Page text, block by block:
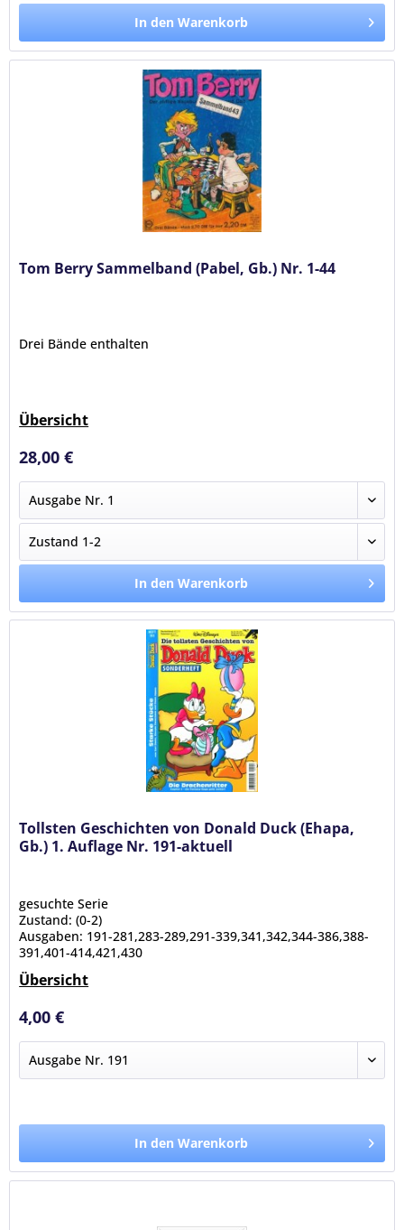
In den Warenkorb
Tom Berry Sammelband (Pabel, Gb.) Nr. 1-44
Drei Bände enthalten
Übersicht
28,00 €
In den Warenkorb
Tollsten Geschichten von Donald Duck (Ehapa,
Gb.) 1. Auflage Nr. 191-aktuell
gesuchte Serie
Zustand: (0-2)
Ausgaben: 191-281,283-289,291-339,341,342,344-386,388-
391,401-414,421,430
Übersicht
4,00 €
In den Warenkorb